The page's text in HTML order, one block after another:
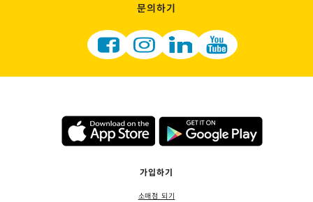
문의하기
가입하기
소매점 되기